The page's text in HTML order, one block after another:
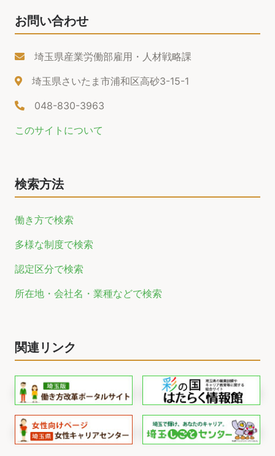
お問い合わせ
埼玉県産業労働部雇用・人材戦略課
埼玉県さいたま市浦和区高砂3-15-1
048-830-3963
このサイトについて
検索方法
働き方で検索
多様な制度で検索
認定区分で検索
所在地・会社名・業種などで検索
関連リンク